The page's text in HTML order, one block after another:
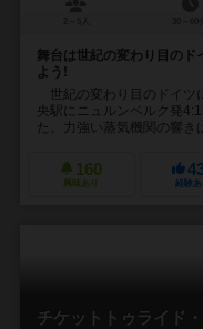
舞台は世紀の変わり目のド
よう!
世紀の変わり目のドイ
央駅にニュルンベルク発
た。力強い蒸気機関の響き
160
興味あり 経験あ
チケットトゥライド